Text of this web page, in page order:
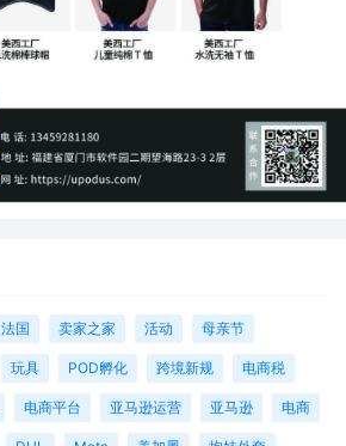
法国 卖家之家 活动 母亲节
玩具 POD孵化 跨境新规 电商税
电商平台 亚马逊运营 亚马逊 电商